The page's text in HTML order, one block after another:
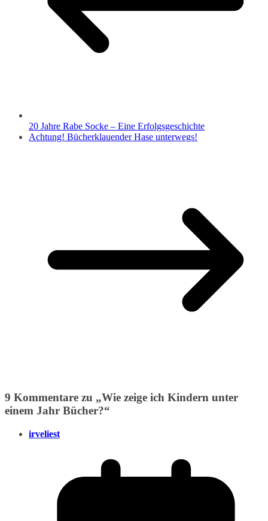
20 Jahre Rabe Socke – Eine Erfolgsgeschichte
Achtung! Bücherklauender Hase unterwegs!
9 Kommentare zu „Wie zeige ich Kindern unter
einem Jahr Bücher?“
irveliest